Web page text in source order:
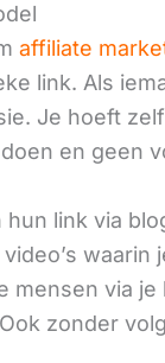
affiliate
link. Als
Je hoeft
en geen
link via
mensen via
zonder